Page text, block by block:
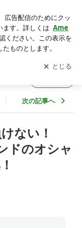
オトナス
を受け取りまし
開く
次の記事へ
ない！
ドのオシャ